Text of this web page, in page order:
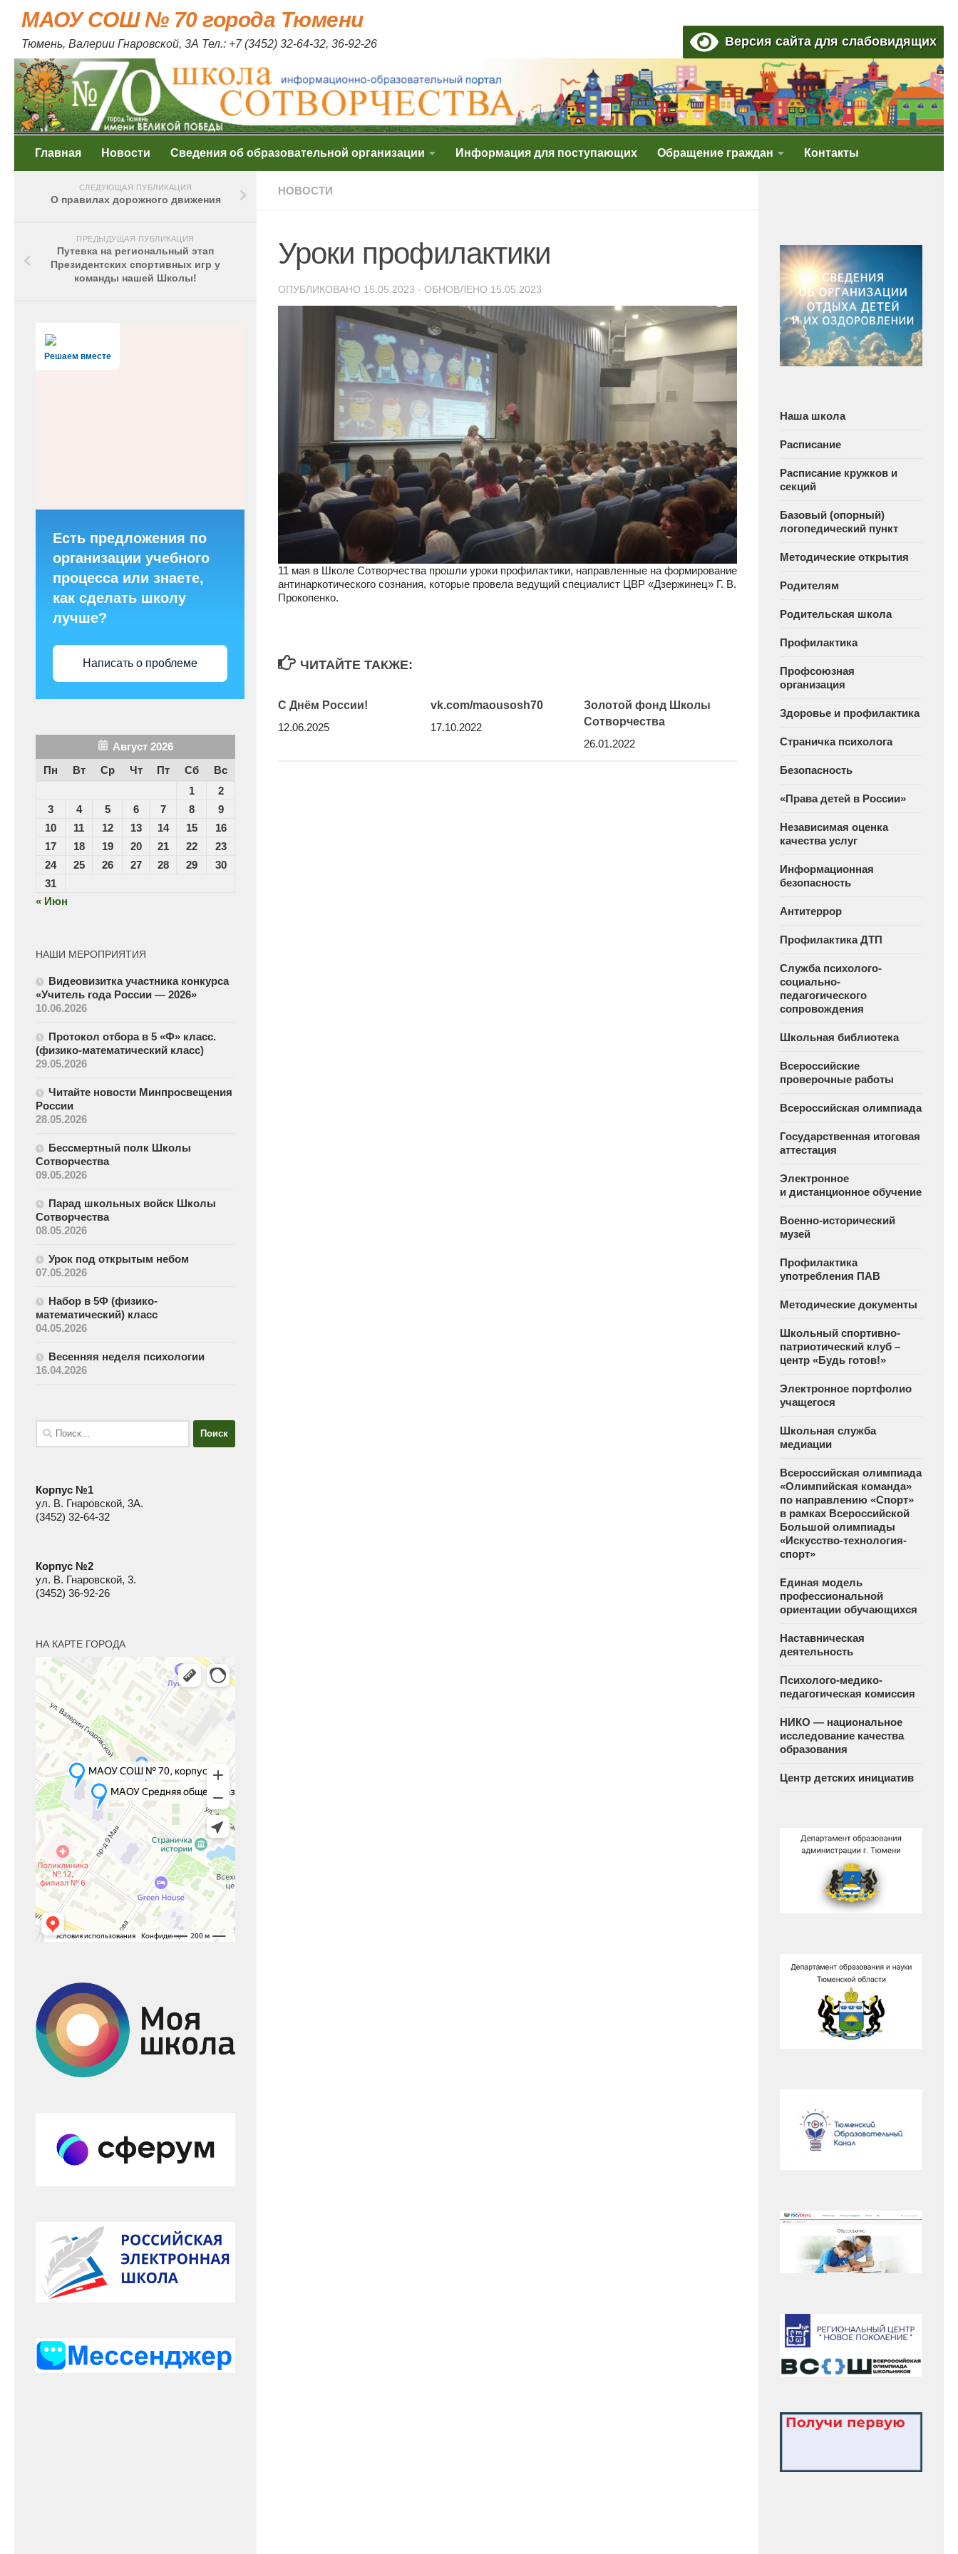
Skip to content
МАОУ СОШ № 70 города Тюмени
Тюмень, Валерии Гнаровской, 3А Тел.: +7 (3452) 32-64-32, 36-92-26 Версия сайта для слабовидящих
Главная Новости Сведения об образовательной организации Информация для поступающих Обращение граждан Контакты
НОВОСТИ
Уроки профилактики
ОПУБЛИКОВАНО 15.05.2023 · ОБНОВЛЕНО 15.05.2023
11 мая в Школе Сотворчества прошли уроки профилактики, направленные на формирование
антинаркотического сознания, которые провела ведущий специалист ЦВР «Дзержинец» Г. В.
Прокопенко.
ЧИТАЙТЕ ТАКЖЕ:
С Днём России!
12.06.2025
vk.com/maousosh70
17.10.2022
Золотой фонд Школы
Сотворчества
26.01.2022
СЛЕДУЮЩАЯ ПУБЛИКАЦИЯ
О правилах дорожного движения
ПРЕДЫДУЩАЯ ПУБЛИКАЦИЯ
Путевка на региональный этап
Президентских спортивных игр у
команды нашей Школы!
Решаем вместе
Есть предложения по
организации учебного
процесса или знаете,
как сделать школу
лучше?
Написать о проблеме
Август 2026
Пн
Вт Ср Чт Пт Сб
Вс
1
2
3
4 5 6 7 8
9
10
11 12 13 14 15
16
17
18 19 20 21 22
23
24
25 26 27 28 29
30
31
« Июн
НАШИ МЕРОПРИЯТИЯ
Видеовизитка участника конкурса
«Учитель года России — 2026»
10.06.2026
Протокол отбора в 5 «Ф» класс.
(физико-математический класс)
29.05.2026
Читайте новости Минпросвещения
России
28.05.2026
Бессмертный полк Школы
Сотворчества
09.05.2026
Парад школьных войск Школы
Сотворчества
08.05.2026
Урок под открытым небом
07.05.2026
Набор в 5Ф (физико-
математический) класс
04.05.2026
Весенняя неделя психологии
16.04.2026
Найти:
Корпус №1
ул. В. Гнаровской, 3А.
(3452) 32-64-32
Корпус №2
ул. В. Гнаровской, 3.
(3452) 36-92-26
НА КАРТЕ ГОРОДА
Наша школа
Расписание
Расписание кружков и
секций
Базовый (опорный)
логопедический пункт
Методические открытия
Родителям
Родительская школа
Профилактика
Профсоюзная
организация
Здоровье и профилактика
Страничка психолога
Безопасность
«Права детей в России»
Независимая оценка
качества услуг
Информационная
безопасность
Антитеррор
Профилактика ДТП
Служба психолого-
социально-
педагогического
сопровождения
Школьная библиотека
Всероссийские
проверочные работы
Всероссийская олимпиада
Государственная итоговая
аттестация
Электронное
и дистанционное обучение
Военно-исторический
музей
Профилактика
употребления ПАВ
Методические документы
Школьный спортивно-
патриотический клуб –
центр «Будь готов!»
Электронное портфолио
учащегося
Школьная служба
медиации
Всероссийская олимпиада
«Олимпийская команда»
по направлению «Спорт»
в рамках Всероссийской
Большой олимпиады
«Искусство-технология-
спорт»
Единая модель
профессиональной
ориентации обучающихся
Наставническая
деятельность
Психолого-медико-
педагогическая комиссия
НИКО — национальное
исследование качества
образования
Центр детских инициатив